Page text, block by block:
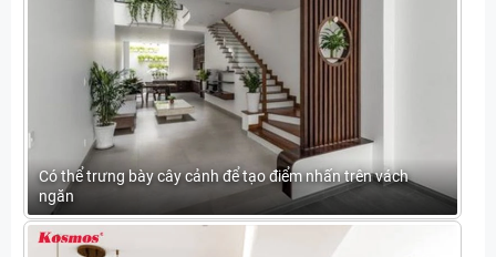
Có thể trưng bày cây cảnh để tạo điểm nhấn trên vách
ngăn